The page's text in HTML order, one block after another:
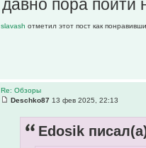
давно пора
slavash отметил этот пост как
Re: Обзоры
Deschko87 13 фев 2025, 22:13
Edosik